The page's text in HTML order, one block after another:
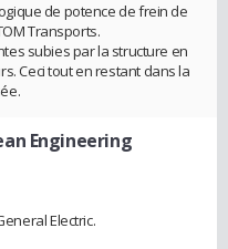
de potence de frein de
Transports.
subies par la structure en
Ceci tout en restant dans la
Engineering
Electric.